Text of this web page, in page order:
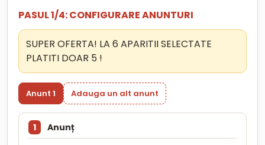
PASUL 1/4: CONFIGURARE ANUNTURI
SUPER OFERTA! LA 6 APARITII SELECTATE
PLATITI DOAR 5 !
Anunt 1 Adauga un alt anunt
1 Anunț